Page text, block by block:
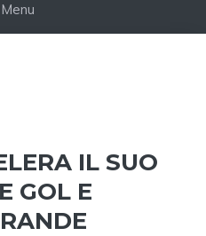
Menu
IL SUO
GOL E